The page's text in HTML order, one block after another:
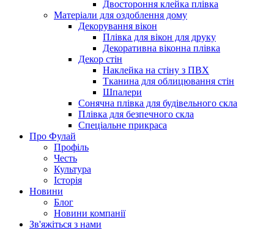
Двостороння клейка плівка
Матеріали для оздоблення дому
Декорування вікон
Плівка для вікон для друку
Декоративна віконна плівка
Декор стін
Наклейка на стіну з ПВХ
Тканина для облицювання стін
Шпалери
Сонячна плівка для будівельного скла
Плівка для безпечного скла
Спеціальне прикраса
Про Фулай
Профіль
Честь
Культура
Історія
Новини
Блог
Новини компанії
Зв'яжіться з нами